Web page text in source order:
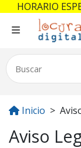
Inicio
Aviso
HORARIO